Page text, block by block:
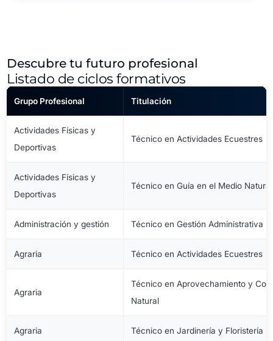
Descubre tu futuro profesional
Listado de ciclos formativos
Grupo Profesional Titulación
Actividades Físicas y
Deportivas
Técnico en Actividades Ecuestres
Actividades Físicas y
Deportivas
Técnico en Guía en el Medio
Administración y gestión Técnico en Gestión Administrativa
Agraria Técnico en Actividades Ecuestres
Agraria
Técnico en Aprovechamiento y
Natural
Agraria Técnico en Jardinería y Floristería